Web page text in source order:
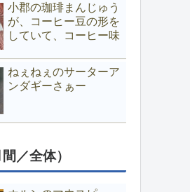
小郡の珈琲まんじゅう
が、コーヒー豆の形を
していて、コーヒー味
ねぇねぇのサーターア
ンダギーさぁー
／全体）